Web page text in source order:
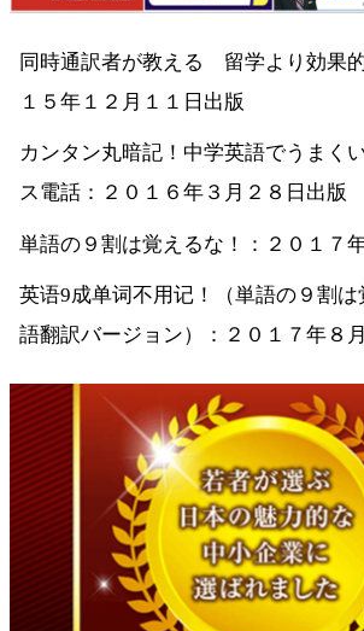
同時通訳者が教える 留学より効果
１５年１２月１１日出版
カンタン丸暗記！中学英語でうま
ス電話：２０１６年３月２８日出版
単語の９割は覚えるな！：２０１７
英语9成单词不用记！（単語の９割は
語翻訳バージョン）：２０１７年８